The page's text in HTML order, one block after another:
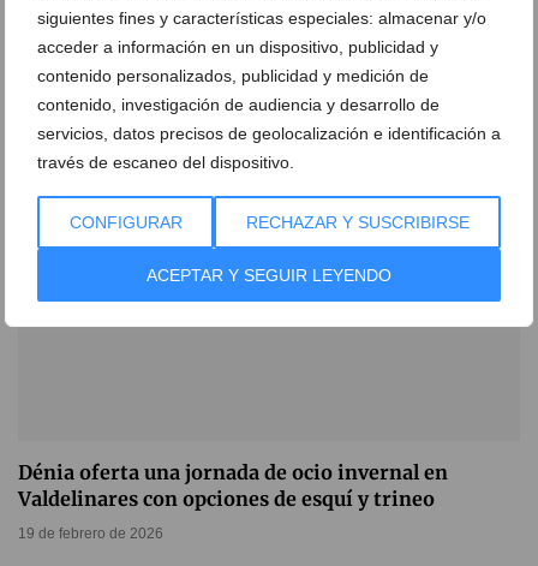
siguientes fines y características especiales: almacenar y/o
acceder a información en un dispositivo, publicidad y
contenido personalizados, publicidad y medición de
contenido, investigación de audiencia y desarrollo de
servicios, datos precisos de geolocalización e identificación a
través de escaneo del dispositivo.
CONFIGURAR RECHAZAR Y SUSCRIBIRSE
ACEPTAR Y SEGUIR LEYENDO
Joventut Dénia organiza una salida a Aquopolis
Cullera para dar la bienvenida al verano
23 de abril de 2026
Dénia oferta una jornada de ocio invernal en
Valdelinares con opciones de esquí y trineo
19 de febrero de 2026